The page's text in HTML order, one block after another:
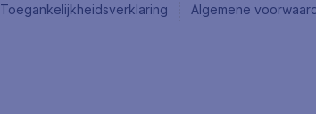
Toegankelijkheidsverklaring Algemene